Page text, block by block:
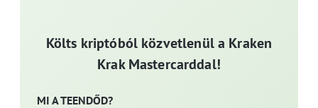
Költs kriptóból közvetlenül a Kraken
Krak Mastercarddal!
MI A TEENDŐD?